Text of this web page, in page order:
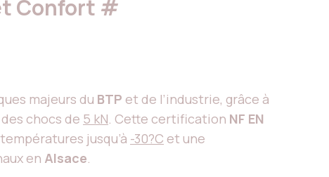
Confort #
majeurs du BTP et de l’industrie, grâce à
chocs de 5 kN. Cette certification NF EN
jusqu’à -30?C et une
en Alsace.